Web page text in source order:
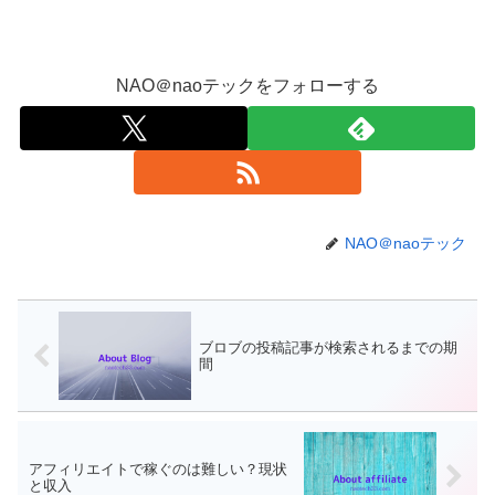
NAO＠naoテックをフォローする
NAO＠naoテック
ブロブの投稿記事が検索されるまでの期
間
アフィリエイトで稼ぐのは難しい？現状
と収入